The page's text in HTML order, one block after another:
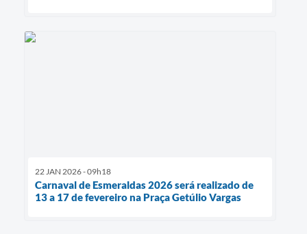
22 JAN 2026 - 09h18
Carnaval de Esmeraldas 2026 será realizado de
13 a 17 de fevereiro na Praça Getúlio Vargas